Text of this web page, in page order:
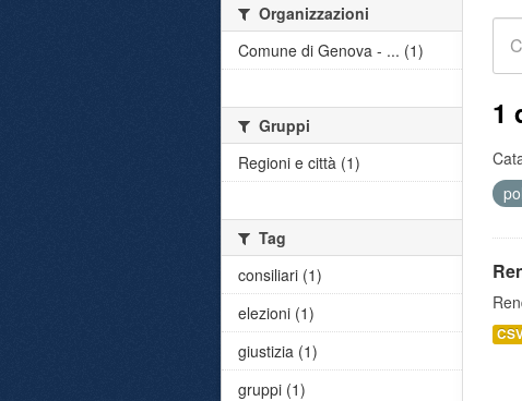
1
Organizzazioni
Comune di Genova - ... (1)
Gruppi
Regioni e città (1)
Tag
consiliari (1)
elezioni (1)
giustizia (1)
gruppi (1)